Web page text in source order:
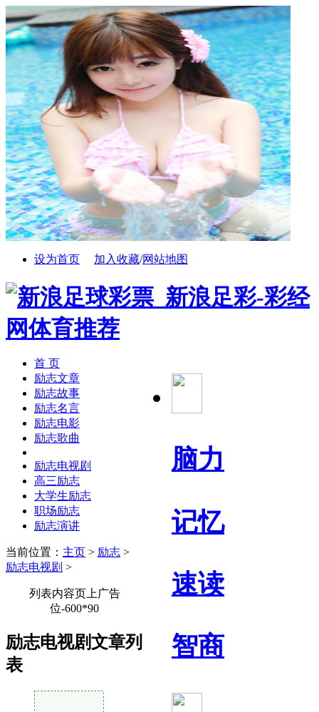
设为首页 加入收藏/网站地图
脑力
记忆
速读
智商
首 页
励志文章
励志故事
励志名言
励志电影
励志歌曲
励志电视剧
高三励志
大学生励志
职场励志
励志演讲
当前位置： 主页 > 励志 >
励志电视剧 >
列表内容页上广告
位-600*90
励志电视剧文章列
表